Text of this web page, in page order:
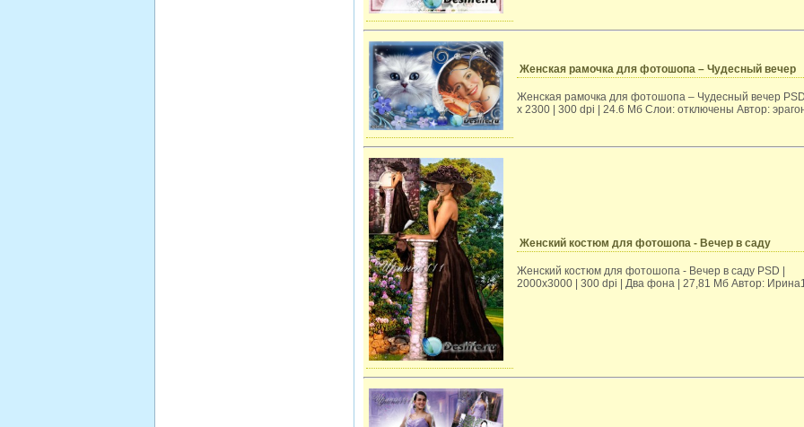
Женская рамочка для фотошопа – Чудесный вечер
Женская рамочка для фотошопа – Чудесный вечер
x 2300 | 300 dpi | 24.6 Мб Слои: отключены Автор:
Женский костюм для фотошопа - Вечер в саду
Женский костюм для фотошопа - Вечер в саду PSD |
2000х3000 | 300 dpi | Два фона | 27,81 Mб Автор: